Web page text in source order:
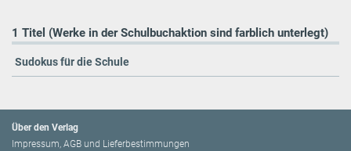
1 Titel (Werke in der Schulbuchaktion sind farblich unterlegt)
Sudokus für die Schule
Über den Verlag
Impressum, AGB und Lieferbestimmungen